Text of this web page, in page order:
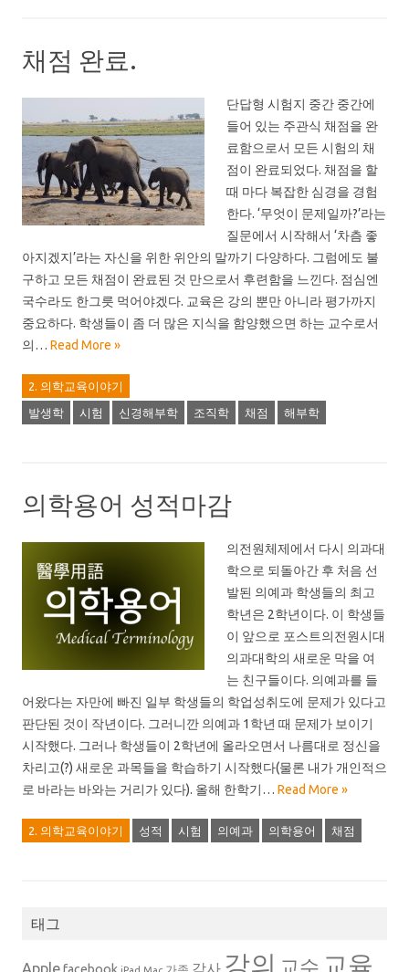
채점 완료.
단답형 시험지 중간 중간에
들어 있는 주관식 채점을 완
료함으로서 모든 시험의 채
점이 완료되었다. 채점을 할
때 마다 복잡한 심경을 경험
한다. ‘무엇이 문제일까?’라는
질문에서 시작해서 ‘차츰 좋
아지겠지’라는 자신을 위한 위안의 말까기 다양하다. 그럼에도 불
구하고 모든 채점이 완료된 것 만으로서 후련함을 느낀다. 점심엔
국수라도 한그릇 먹어야겠다. 교육은 강의 뿐만 아니라 평가까지
중요하다. 학생들이 좀 더 많은 지식을 함양했으면 하는 교수로서
의… Read More »
2. 의학교육이야기
발생학 시험 신경해부학 조직학 채점 해부학
의학용어 성적마감
의전원체제에서 다시 의과대
학으로 되돌아간 후 처음 선
발된 의예과 학생들의 최고
학년은 2학년이다. 이 학생들
이 앞으로 포스트의전원시대
의과대학의 새로운 막을 여
는 친구들이다. 의예과를 들
어왔다는 자만에 빠진 일부 학생들의 학업성취도에 문제가 있다고
판단된 것이 작년이다. 그러니깐 의예과 1학년 때 문제가 보이기
시작했다. 그러나 학생들이 2학년에 올라오면서 나름대로 정신을
차리고(?) 새로운 과목들을 학습하기 시작했다(물론 내가 개인적으
로 바라는 바와는 거리가 있다). 올해 한학기… Read More »
2. 의학교육이야기 성적 시험 의예과 의학용어 채점
태그
Apple 감사 강의 교수 교육